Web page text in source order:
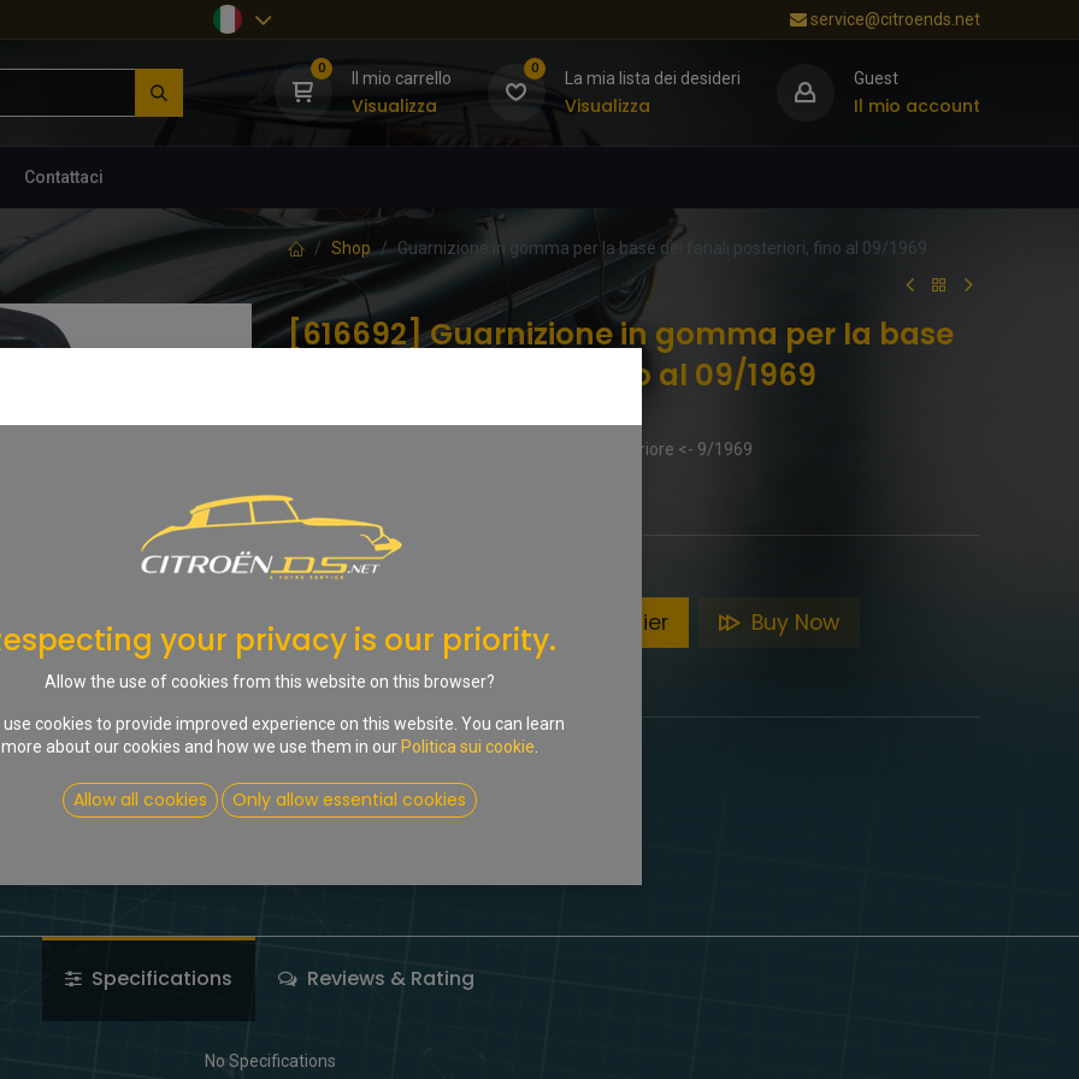
service@citroends.net
0
Il mio carrello
Visualizza
0
La mia lista dei desideri
Visualizza
Guest
Il mio account
Contattaci
Shop Guarnizione in gomma per la base dei fanali posteriori, fino al 09/1969
[616692] Guarnizione in gomma per la base
dei fanali posteriori, fino al 09/1969
Guarnizione in gomma della luce di base posteriore <- 9/1969
16,95
Solo 8 Stck. rimasto in stock.
Ajouter au panier Buy Now
Aggiungi alla lista dei desideri
Share :
Terms and Conditions
Specifications Reviews & Rating
No Specifications
your privacy is our priority.
Allow the use of cookies from this website on this browser?
use cookies to provide improved experience on this website. You can learn
more about our cookies and how we use them in our Politica sui cookie
Allow all cookies Only allow essential cookies